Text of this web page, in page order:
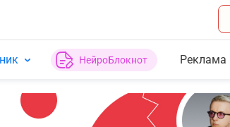
НейроБлокнот Реклама